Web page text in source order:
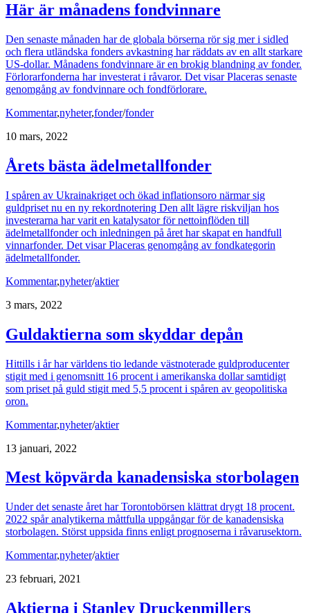
Här är månadens fondvinnare
Den senaste månaden har de globala börserna rör sig mer i sidled
och flera utländska fonders avkastning har räddats av en allt starkare
US-dollar. Månadens fondvinnare är en brokig blandning av fonder.
Förlorarfonderna har investerat i råvaror. Det visar Placeras senaste
genomgång av fondvinnare och fondförlorare.
Kommentar,nyheter,fonder/fonder
10 mars, 2022
Årets bästa ädelmetallfonder
I spåren av Ukrainakriget och ökad inflationsoro närmar sig
guldpriset nu en ny rekordnotering Den allt lägre riskviljan hos
investerarna har varit en katalysator för nettoinflöden till
ädelmetallfonder och inledningen på året har skapat en handfull
vinnarfonder. Det visar Placeras genomgång av fondkategorin
ädelmetallfonder.
Kommentar,nyheter/aktier
3 mars, 2022
Guldaktierna som skyddar depån
Hittills i år har världens tio ledande västnoterade guldproducenter
stigit med i genomsnitt 16 procent i amerikanska dollar samtidigt
som priset på guld stigit med 5,5 procent i spåren av geopolitiska
oron.
Kommentar,nyheter/aktier
13 januari, 2022
Mest köpvärda kanadensiska storbolagen
Under det senaste året har Torontobörsen klättrat drygt 18 procent.
2022 spår analytikerna måttfulla uppgångar för de kanadensiska
storbolagen. Störst uppsida finns enligt prognoserna i råvarusektorn.
Kommentar,nyheter/aktier
23 februari, 2021
Aktierna i Stanley Druckenmillers